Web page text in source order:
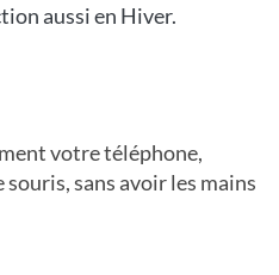
aussi en Hiver.
votre téléphone,
sans avoir les mains